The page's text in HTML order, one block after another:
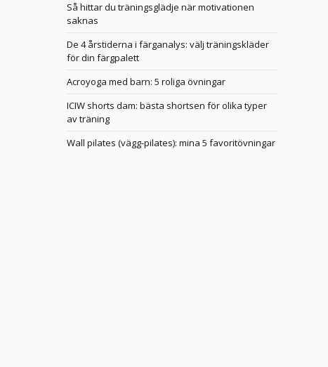
Så hittar du träningsglädje när motivationen
saknas
De 4 årstiderna i färganalys: välj träningskläder
för din färgpalett
Acroyoga med barn: 5 roliga övningar
ICIW shorts dam: bästa shortsen för olika typer
av träning
Wall pilates (vägg-pilates): mina 5 favoritövningar